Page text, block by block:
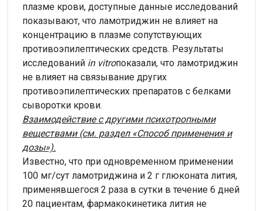
плазме крови, доступные данные исследований
показывают, что ламотриджин не влияет на
концентрацию в плазме сопутствующих
противоэпилептических средств. Результаты
исследований in vitroпоказали, что ламотриджин
не влияет на связывание других
противоэпилептических препаратов с белками
сыворотки крови.
Взаимодействие с другими психотропными
веществами (см. раздел «Способ применения и
дозы»).
Известно, что при одновременном применении
100 мг/сут ламотриджина и 2 г глюконата лития,
применявшегося 2 раза в сутки в течение 6 дней
20 пациентам, фармакокинетика лития не